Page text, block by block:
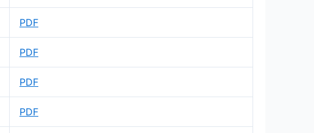
PDF
PDF
PDF
PDF